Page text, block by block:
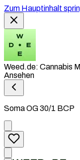
Zum Hauptinhalt
Weed.de: Cannabis
Ansehen
Soma OG 30/1 BCP